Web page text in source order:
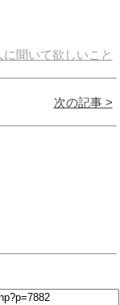
聞いて欲しいこと
次の記事 >